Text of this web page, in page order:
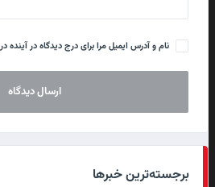
نام و آدرس ایمیل مرا برای درج دیدگاه در آینده
برجسته‌ترین خبرها